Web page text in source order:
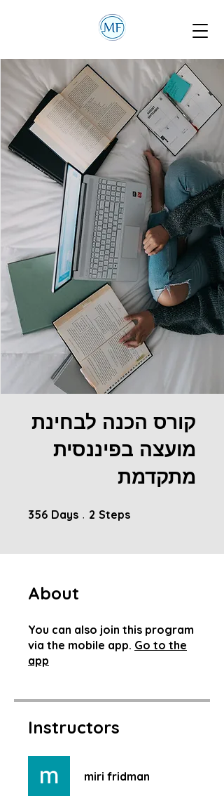
קורס הכנה לבחינת
מועצה בפיננסית
מתקדמת
356 Days 356 Days
2 Steps
About
You can also join this program
via the mobile app. Go to the
app
Instructors
miri fridman